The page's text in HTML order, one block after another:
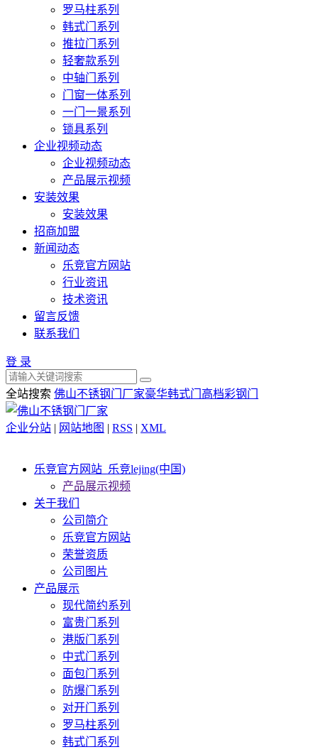
罗马柱系列
韩式门系列
推拉门系列
轻奢款系列
中轴门系列
门窗一体系列
一门一景系列
锁具系列
企业视频动态
企业视频动态
产品展示视频
安装效果
安装效果
招商加盟
新闻动态
乐竞官方网站
行业资讯
技术资讯
留言反馈
联系我们
登 录
全站搜索 佛山不锈钢门厂家豪华韩式门 高档彩钢门
企业分站 | 网站地图 | RSS | XML
乐竞官方网站_乐竞lejing(中国)
产品展示视频
关于我们
公司简介
乐竞官方网站
荣誉资质
公司图片
产品展示
现代简约系列
富贵门系列
港版门系列
中式门系列
面包门系列
防爆门系列
对开门系列
罗马柱系列
韩式门系列